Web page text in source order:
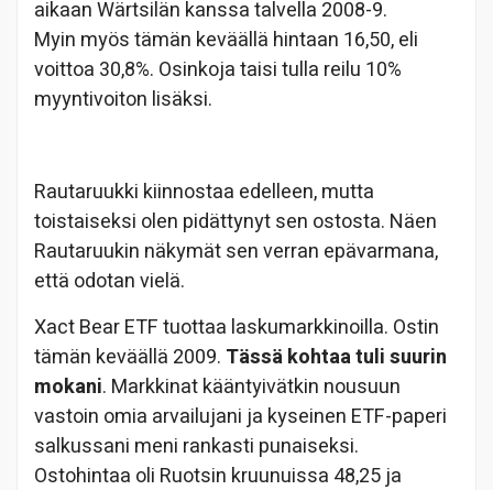
aikaan Wärtsilän kanssa talvella 2008-9.
Myin myös tämän keväällä hintaan 16,50, eli
voittoa 30,8%. Osinkoja taisi tulla reilu 10%
myyntivoiton lisäksi.
Rautaruukki kiinnostaa edelleen, mutta
toistaiseksi olen pidättynyt sen ostosta. Näen
Rautaruukin näkymät sen verran epävarmana,
että odotan vielä.
Xact Bear ETF tuottaa laskumarkkinoilla. Ostin
tämän keväällä 2009. Tässä kohtaa tuli suurin
mokani. Markkinat kääntyivätkin nousuun
vastoin omia arvailujani ja kyseinen ETF-paperi
salkussani meni rankasti punaiseksi.
Ostohintaa oli Ruotsin kruunuissa 48,25 ja